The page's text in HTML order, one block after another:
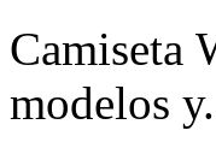
Camiseta
modelos